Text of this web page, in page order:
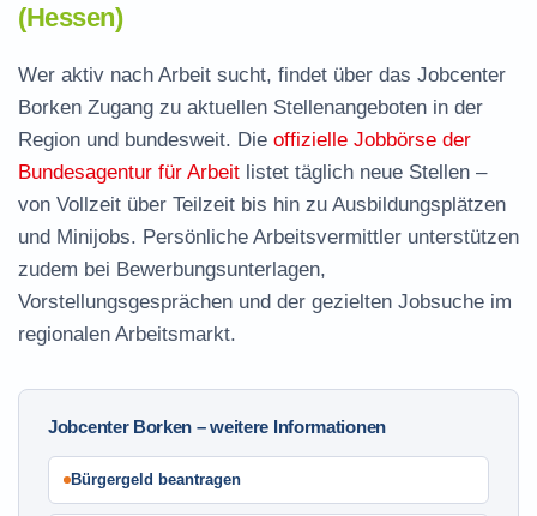
(Hessen)
Wer aktiv nach Arbeit sucht, findet über das Jobcenter
Borken Zugang zu aktuellen Stellenangeboten in der
Region und bundesweit. Die offizielle Jobbörse der
Bundesagentur für Arbeit listet täglich neue Stellen –
von Vollzeit über Teilzeit bis hin zu Ausbildungsplätzen
und Minijobs. Persönliche Arbeitsvermittler unterstützen
zudem bei Bewerbungsunterlagen,
Vorstellungsgesprächen und der gezielten Jobsuche im
regionalen Arbeitsmarkt.
Jobcenter Borken – weitere Informationen
Bürgergeld beantragen